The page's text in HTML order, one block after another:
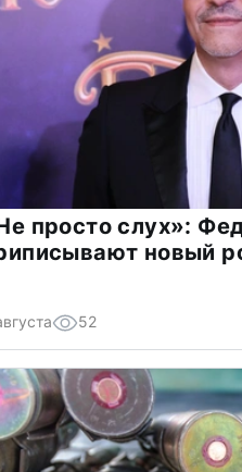
просто слух»:
новый
52